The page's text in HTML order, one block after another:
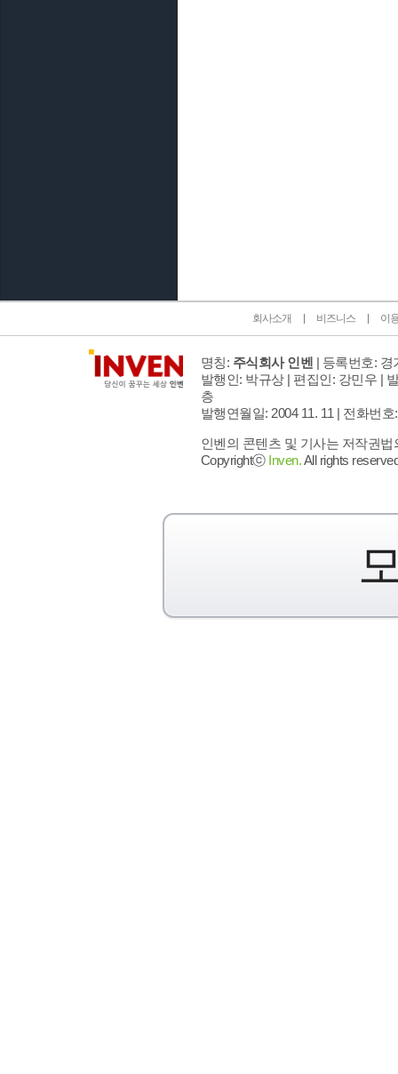
회사소개 비즈니스 이
명칭: 주식회사 인벤 | 등록번호: 경
발행인: 박규상 | 편집인: 강민우 |
층
발행연월일: 2004 11. 11 | 전화번호
인벤의 콘텐츠 및 기사는 저작권
Copyrightⓒ Inven.All rights